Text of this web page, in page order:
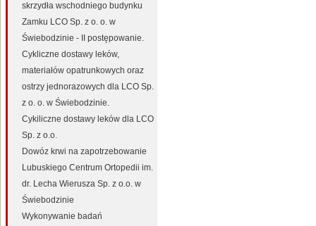
skrzydła wschodniego budynku
Zamku LCO Sp. z o. o. w
Świebodzinie - II postępowanie.
Cykliczne dostawy leków,
materiałów opatrunkowych oraz
ostrzy jednorazowych dla LCO Sp.
z o. o. w Świebodzinie.
Cykiliczne dostawy leków dla LCO
Sp. z o.o.
Dowóz krwi na zapotrzebowanie
Lubuskiego Centrum Ortopedii im.
dr. Lecha Wierusza Sp. z o.o. w
Świebodzinie
Wykonywanie badań